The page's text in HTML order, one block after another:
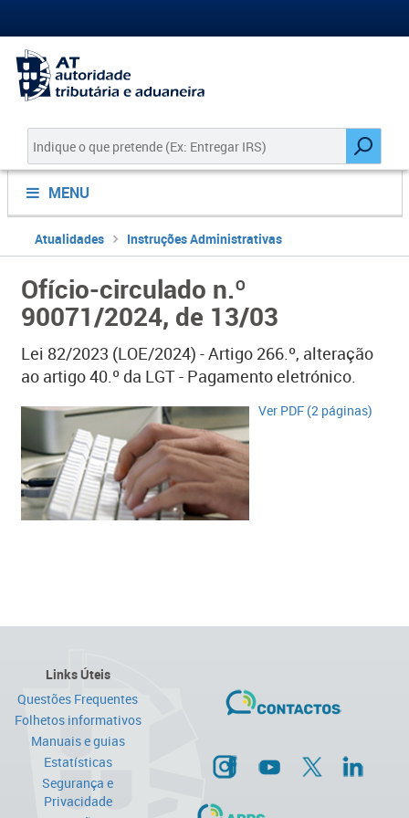
MENU
Atualidades Instruções Administrativas
Ofício-circulado n.º
90071/2024, de 13/03
Lei 82/2023 (LOE/2024) - Artigo 266.º, alteração
ao artigo 40.º da LGT - Pagamento eletrónico.
Ver PDF (2 páginas)
Links Úteis
Questões Frequentes
Folhetos informativos
Manuais e guias
Estatísticas
Segurança e
Privacidade